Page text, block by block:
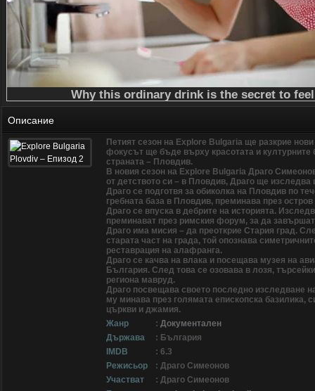
Описание
Петият сезон на Explore Bulgaria ще разкрие
фокусът ще бъде върху красотата и културните
страната – Пловдив.
В новия сезон на Explore Bulgaria Драго
от детството си – в Пловдив, Драго ще изследва
Драго се подготвя за обиколка на Пловдив по
гребната база в Пловдив, преминава през
Драго се впуска в дебрите на историята.
преминават през римския форум, за да
Драго има мисия – да преоткрие Стария град.
старата част на града, той опознава
реставрация на алафранга.
Драго се качва на влака и посещава музея на
България. След това се озовава в лозя,
региона мавруд.
Драго посвещава своето последно изследване
му минава през голямата епископска базилика,
църкви и джамия.
Жанр
: Документален
Държава
: България
IMDB
: 6.3
Режисьор
: Драго Симеонов
Участват
: Драго Симеонов